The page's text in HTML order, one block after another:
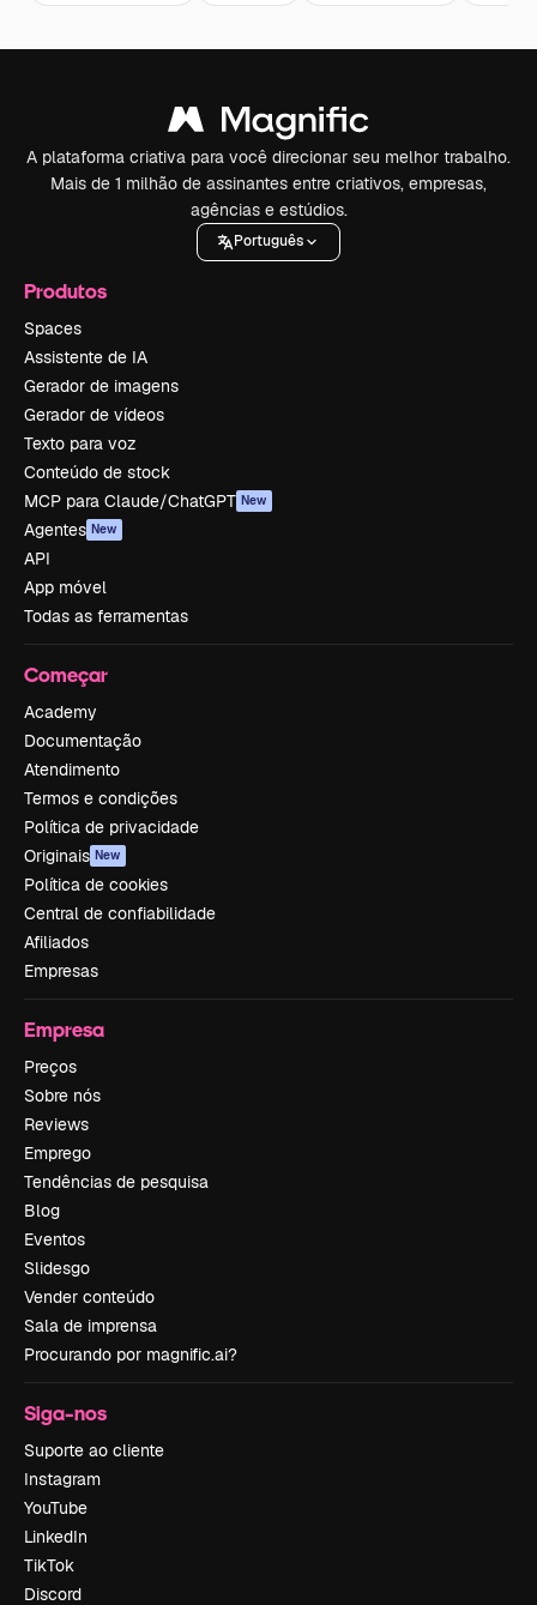
A plataforma criativa para você direcionar seu melhor trabalho.
Mais de 1 milhão de assinantes entre criativos, empresas,
agências e estúdios.
Português
Produtos
Spaces
Assistente de IA
Gerador de imagens
Gerador de vídeos
Texto para voz
Conteúdo de stock
MCP para Claude/ChatGPT New
Agentes New
API
App móvel
Todas as ferramentas
Começar
Academy
Documentação
Atendimento
Termos e condições
Política de privacidade
Originais New
Política de cookies
Central de confiabilidade
Afiliados
Empresas
Empresa
Preços
Sobre nós
Reviews
Emprego
Tendências de pesquisa
Blog
Eventos
Slidesgo
Vender conteúdo
Sala de imprensa
Procurando por magnific.ai?
Siga-nos
Suporte ao cliente
Instagram
YouTube
LinkedIn
TikTok
Discord